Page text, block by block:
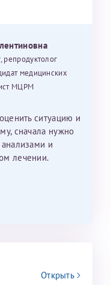
репродуктолог
медицинских
МЦРМ
ситуацию и
сначала нужно
и
лечении.
Открыть